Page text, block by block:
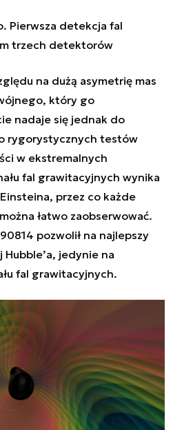
Pierwsza detekcja fal
trzech detektorów
na dużą asymetrię mas
który go
nadaje się jednak do
rygorystycznych testów
w ekstremalnych
fal grawitacyjnych wynika
przez co każde
łatwo zaobserwować.
pozwolił na najlepszy
jedynie na
fal grawitacyjnych.